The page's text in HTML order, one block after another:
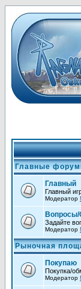
Главные
Главный
Главный
Модератор
Задайте
Модератор
Рыночная
Покупаю
Покупка/
Модератор